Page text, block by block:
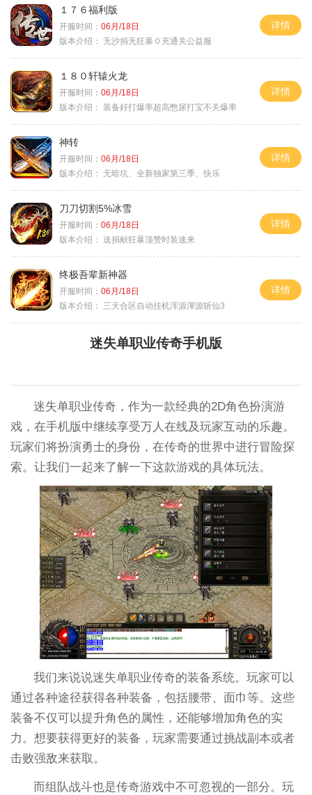
１７６福利版
开服时间： 06月/18日
版本介绍： 无沙捐无狂暴０充通关公益服
详情
１８０轩辕火龙
开服时间： 06月/18日
版本介绍： 装备好打爆率超高憋尿打宝不关爆率
详情
神转
开服时间： 06月/18日
版本介绍： 无暗坑、全新独家第三季、快乐
详情
刀刀切割5%冰雪
开服时间： 06月/18日
版本介绍： 送捐献狂暴顶赞时装速来
详情
终极吾辈新神器
开服时间： 06月/18日
版本介绍：
三天合区自动挂机浑源渾源斩仙3
详情
迷失单职业传奇手机版
迷失单职业传奇，作为一款经典的2D角色扮演游
戏，在手机版中继续享受万人在线及玩家互动的乐趣。
玩家们将扮演勇士的身份，在传奇的世界中进行冒险探
索。让我们一起来了解一下这款游戏的具体玩法。
我们来说说迷失单职业传奇的装备系统。玩家可以
通过各种途径获得各种装备，包括腰带、面巾等。这些
装备不仅可以提升角色的属性，还能够增加角色的实
力。想要获得更好的装备，玩家需要通过挑战副本或者
击败强敌来获取。
而组队战斗也是传奇游戏中不可忽视的一部分。玩